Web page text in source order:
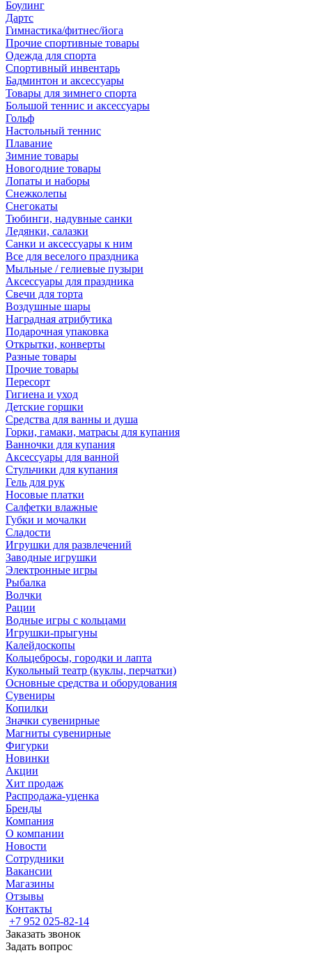
Боулинг
Дартс
Гимнастика/фитнес/йога
Прочие спортивные товары
Одежда для спорта
Спортивный инвентарь
Бадминтон и аксессуары
Товары для зимнего спорта
Большой теннис и аксессуары
Гольф
Настольный теннис
Плавание
Зимние товары
Новогодние товары
Лопаты и наборы
Снежколепы
Снегокаты
Тюбинги, надувные санки
Ледянки, салазки
Санки и аксессуары к ним
Все для веселого праздника
Мыльные / гелиевые пузыри
Аксессуары для праздника
Свечи для торта
Воздушные шары
Наградная атрибутика
Подарочная упаковка
Открытки, конверты
Разные товары
Прочие товары
Пересорт
Гигиена и уход
Детские горшки
Средства для ванны и душа
Горки, гамаки, матрасы для купания
Ванночки для купания
Аксессуары для ванной
Стульчики для купания
Гель для рук
Носовые платки
Салфетки влажные
Губки и мочалки
Сладости
Игрушки для развлечений
Заводные игрушки
Электронные игры
Рыбалка
Волчки
Рации
Водные игры с кольцами
Игрушки-прыгуны
Калейдоскопы
Кольцебросы, городки и лапта
Кукольный театр (куклы, перчатки)
Основные средства и оборудования
Сувениры
Копилки
Значки сувенирные
Магниты сувенирные
Фигурки
Новинки
Акции
Хит продаж
Распродажа-уценка
Бренды
Компания
О компании
Новости
Сотрудники
Вакансии
Магазины
Отзывы
Контакты
+7 952 025-82-14
Заказать звонок
Задать вопрос